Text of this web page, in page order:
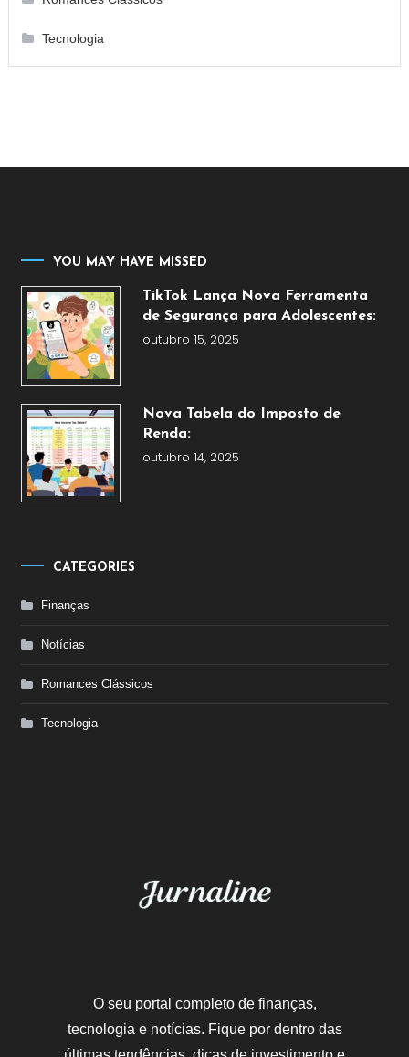
Tecnologia
YOU MAY HAVE MISSED
TikTok Lança Nova Ferramenta
de Segurança para Adolescentes:
outubro 15, 2025
Nova Tabela do Imposto de
Renda:
outubro 14, 2025
CATEGORIES
Finanças
Notícias
Romances Clássicos
Tecnologia
O seu portal completo de finanças,
tecnologia e notícias. Fique por dentro das